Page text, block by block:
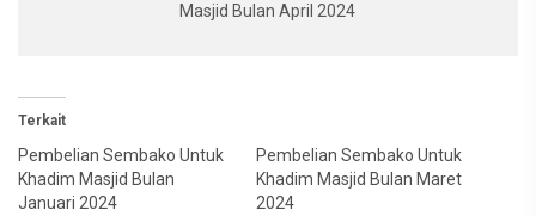
Masjid Bulan April 2024
Terkait
Pembelian Sembako Untuk
Khadim Masjid Bulan
Januari 2024
Pembelian Sembako Untuk
Khadim Masjid Bulan Maret
2024